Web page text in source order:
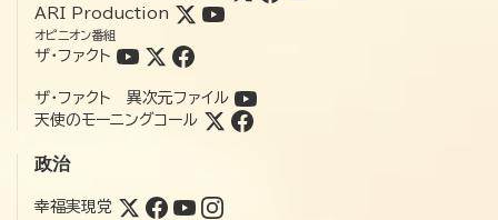
ARI Production
オピニオン番組
ザ・ファクト
ザ・ファクト 異次元ファイル
天使のモーニングコール
政治
幸福実現党